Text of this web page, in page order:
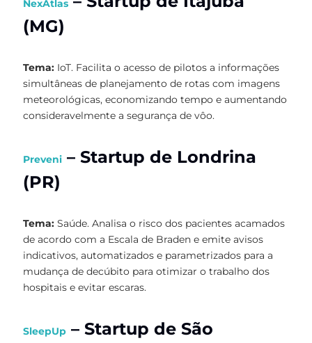
NexAtlas
(MG)
Tema: IoT. Facilita o acesso de pilotos a informações
simultâneas de planejamento de rotas com imagens
meteorológicas, economizando tempo e aumentando
consideravelmente a segurança de vôo.
Preveni – Startup de Londrina
(PR)
Tema: Saúde. Analisa o risco dos pacientes acamados
de acordo com a Escala de Braden e emite avisos
indicativos, automatizados e parametrizados para a
mudança de decúbito para otimizar o trabalho dos
hospitais e evitar escaras.
SleepUp – Startup de São